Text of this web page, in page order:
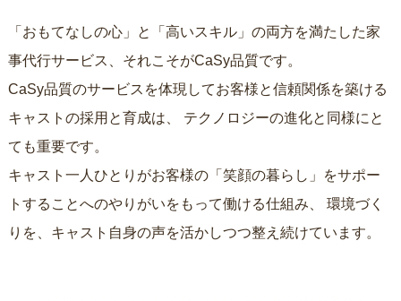
「おもてなしの心」と「高いスキル」の両方を満たした家
事代行サービス、それこそがCaSy品質です。
CaSy品質のサービスを体現してお客様と信頼関係を築ける
キャストの採用と育成は、
ても重要です。
キャスト一人ひとりがお客様の「笑顔の暮らし」をサポー
トすることへのやりがいをもって働ける仕組み、
りを、キャスト自身の声を活かしつつ整え続けています。